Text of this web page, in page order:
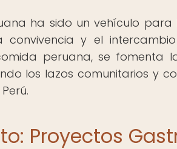
ha sido un vehículo
convivencia y el
peruana, se fomenta
los lazos comunitarios y
Proyectos